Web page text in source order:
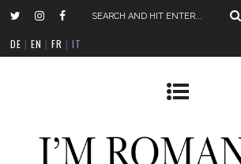
DE |EN |FR |IT